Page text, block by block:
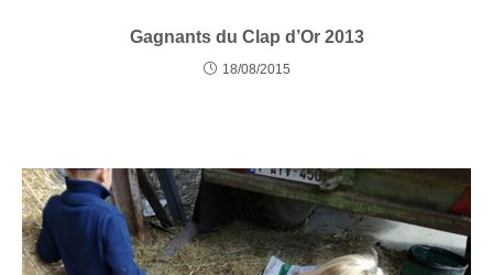
Gagnants du Clap d’Or 2013
18/08/2015